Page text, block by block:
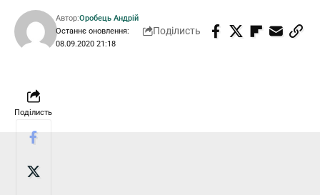
Останнє оновлення:
08.09.2020 21:18
Автор:Оробець Андрій
Поділисть
Поділисть